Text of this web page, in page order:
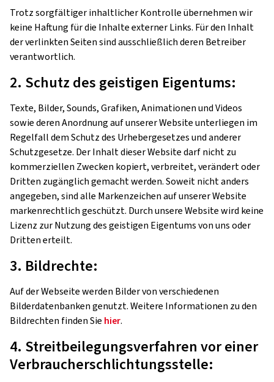
Trotz sorgfältiger inhaltlicher Kontrolle übernehmen wir
keine Haftung für die Inhalte externer Links. Für den Inhalt
der verlinkten Seiten sind ausschließlich deren Betreiber
verantwortlich.
2. Schutz des geistigen Eigentums:
Texte, Bilder, Sounds, Grafiken, Animationen und Videos
sowie deren Anordnung auf unserer Website unterliegen im
Regelfall dem Schutz des Urhebergesetzes und anderer
Schutzgesetze. Der Inhalt dieser Website darf nicht zu
kommerziellen Zwecken kopiert, verbreitet, verändert oder
Dritten zugänglich gemacht werden. Soweit nicht anders
angegeben, sind alle Markenzeichen auf unserer Website
markenrechtlich geschützt. Durch unsere Website wird keine
Lizenz zur Nutzung des geistigen Eigentums von uns oder
Dritten erteilt.
3. Bildrechte:
Auf der Webseite werden Bilder von verschiedenen
Bilderdatenbanken genutzt. Weitere Informationen zu den
Bildrechten finden Sie hier.
4. Streitbeilegungsverfahren vor einer
Verbraucherschlichtungsstelle: